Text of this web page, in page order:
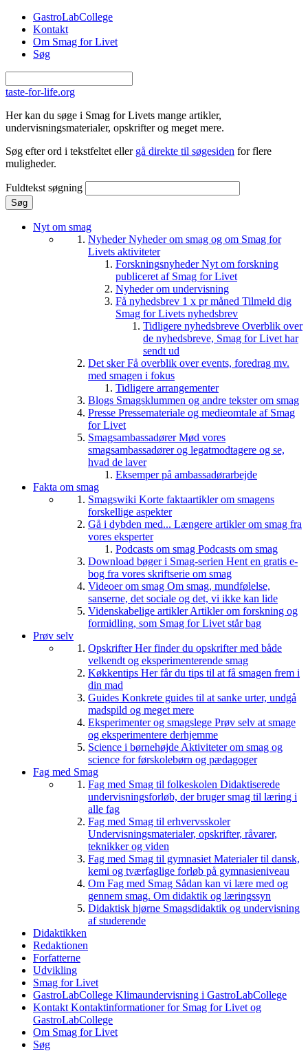
Gå til hovedindhold
GastroLabCollege
Kontakt
Om Smag for Livet
Søg
taste-for-life.org
Her kan du søge i Smag for Livets mange artikler,
undervisningsmaterialer, opskrifter og meget mere.
Søg efter ord i tekstfeltet eller gå direkte til søgesiden for flere
muligheder.
Fuldtekst søgning
Nyt om smag
NyhederNyheder om smag og om Smag for
Livets aktiviteter
ForskningsnyhederNyt om forskning
publiceret af Smag for Livet
Nyheder om undervisning
Få nyhedsbrev 1 x pr måned Tilmeld dig
Smag for Livets nyhedsbrev
Tidligere nyhedsbreve Overblik over
de nyhedsbreve, Smag for Livet har
sendt ud
Det skerFå overblik over events, foredrag mv.
med smagen i fokus
Tidligere arrangementer
Blogs Smagsklummen og andre tekster om smag
Presse Pressemateriale og medieomtale af Smag
for Livet
SmagsambassadørerMød vores
smagsambassadører og legatmodtagere og se,
hvad de laver
Eksemper på ambassadørarbejde
Fakta om smag
Smagswiki Korte faktaartikler om smagens
forskellige aspekter
Gå i dybden med... Længere artikler om smag fra
vores eksperter
Podcasts om smag Podcasts om smag
Download bøger i Smag-serien Hent en gratis e-
bog fra vores skriftserie om smag
Videoer om smag Om smag, mundfølelse,
sanserne, det sociale og det, vi ikke kan lide
Videnskabelige artiklerArtikler om forskning og
formidling, som Smag for Livet står bag
Prøv selv
OpskrifterHer finder du opskrifter med både
velkendt og eksperimenterende smag
Køkkentips Her får du tips til at få smagen frem i
din mad
Guides Konkrete guides til at sanke urter, undgå
madspild og meget mere
Eksperimenter og smagslege Prøv selv at smage
og eksperimentere derhjemme
Science i børnehøjde Aktiviteter om smag og
science for førskolebørn og pædagoger
Fag med Smag
Fag med Smag til folkeskolen Didaktiserede
undervisningsforløb, der bruger smag til læring i
alle fag
Fag med Smag til erhvervsskoler
Undervisningsmaterialer, opskrifter, råvarer,
teknikker og viden
Fag med Smag til gymnasiet Materialer til dansk,
kemi og tværfaglige forløb på gymnasieniveau
Om Fag med Smag Sådan kan vi lære med og
gennem smag. Om didaktik og læringssyn
Didaktisk hjørne Smagsdidaktik og undervisning
af studerende
Didaktikken
Redaktionen
Forfatterne
Udvikling
Smag for Livet
GastroLabCollege Klimaundervisning i GastroLabCollege
Kontakt Kontaktinformationer for Smag for Livet og
GastroLabCollege
Om Smag for Livet
Søg